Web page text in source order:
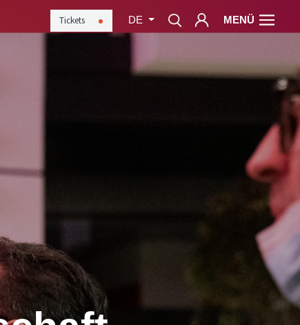
Tickets DE MENÜ